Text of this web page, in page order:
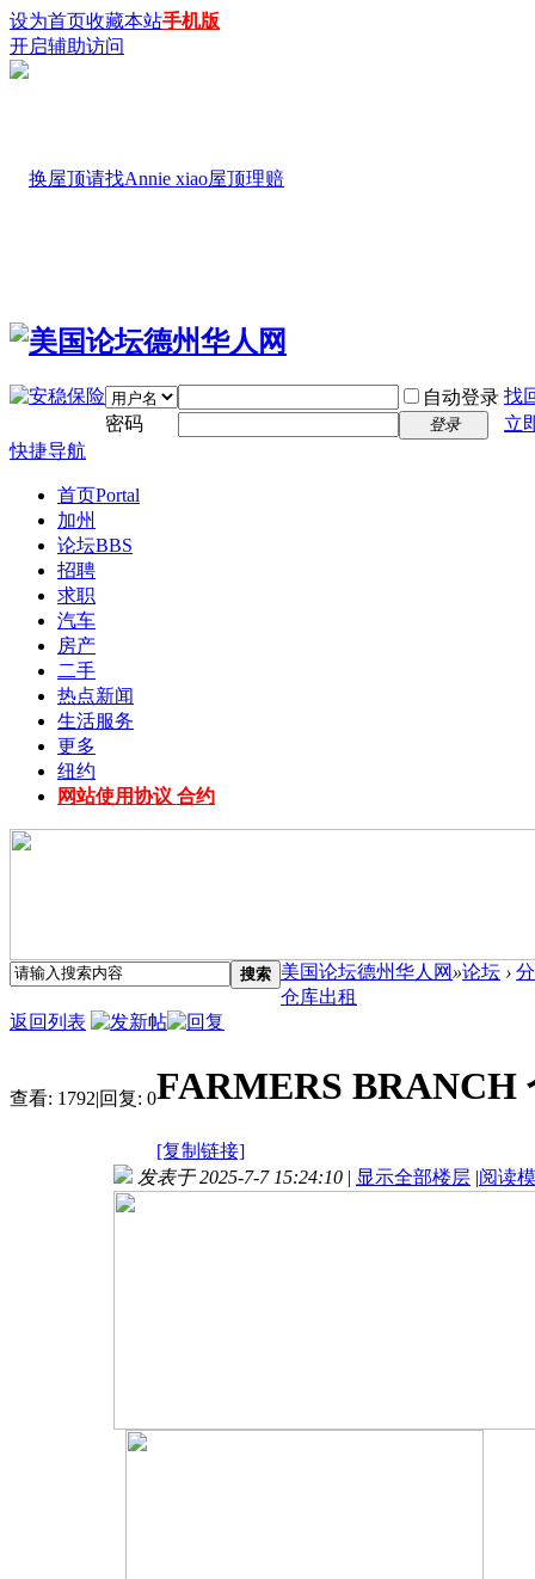
设为首页收藏本站手机版
开启辅助访问
自动登录 找
密码
登录
立
快捷导航
首页Portal
加州
论坛BBS
招聘
求职
汽车
房产
二手
热点新闻
生活服务
更多
纽约
网站使用协议 合约
搜索 美国论坛德州华人网 »论坛 ›
仓库出租
返回列表
查看: 1792|回复: 0FARMERS BRANCH
[复制链接]
发表于 2025-7-7 15:24:10 | 显示全部楼层 |阅读